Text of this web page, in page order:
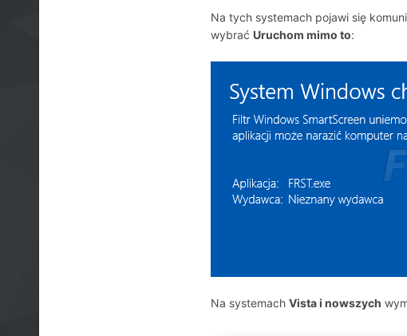
Na tych systemach pojawi się
wybrać Uruchom mimo to:
Na systemach Vista i nowszych